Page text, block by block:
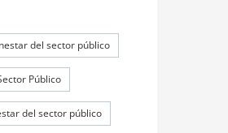
del sector público
Público
del sector público